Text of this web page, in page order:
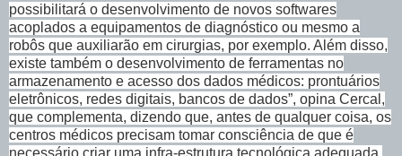
possibilitará o desenvolvimento de novos softwares
acoplados a equipamentos de diagnóstico ou mesmo a
robôs que auxiliarão em cirurgias, por exemplo. Além disso,
existe também o desenvolvimento de ferramentas no
armazenamento e acesso dos dados médicos: prontuários
eletrônicos, redes digitais, bancos de dados”, opina Cercal,
que complementa, dizendo que, antes de qualquer coisa, os
centros médicos precisam tomar consciência de que é
necessário criar uma infra-estrutura tecnológica adequada,